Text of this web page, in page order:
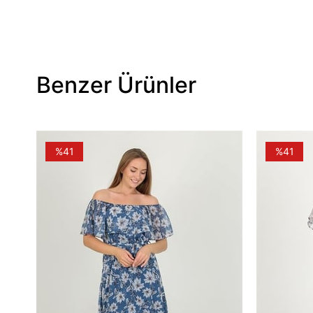
Benzer Ürünler
%41 %41